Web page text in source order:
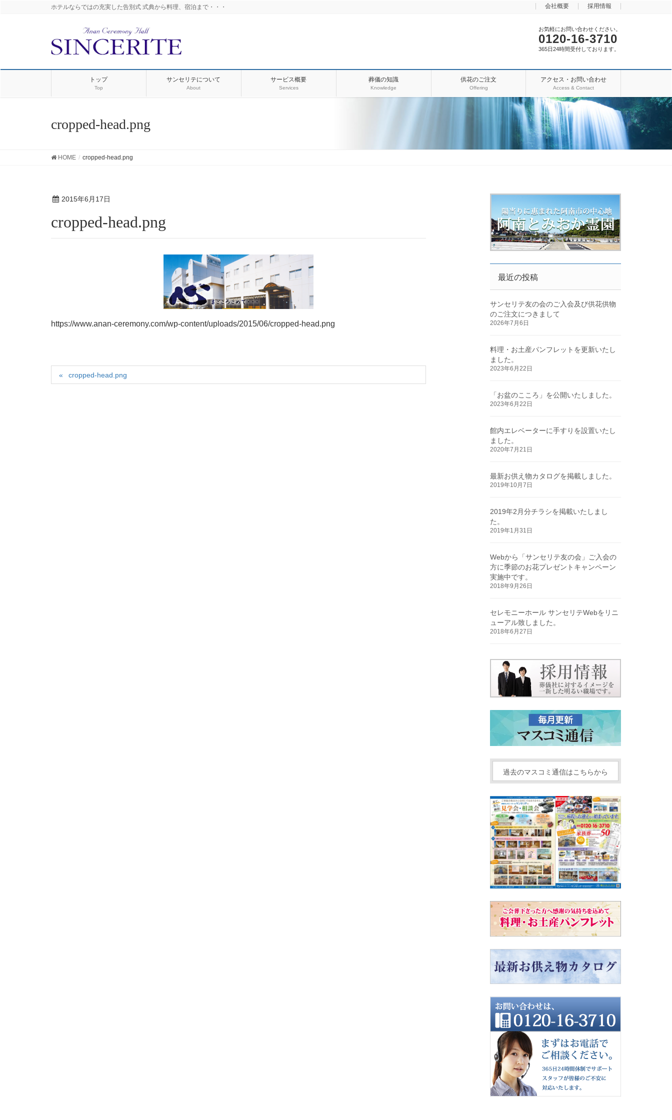
ホテルならではの充実した告別式 式典から料理、宿泊まで・・・ 会社概要 採用情報
お気軽にお問い合わせください。
0120-16-3710
365日24時間受付しております。
トップ
Top
サンセリテについて
About
サービス概要
Services
葬儀の知識
Knowledge
供花のご注文
Offering
アクセス・お問い合わせ
Access & Contact
cropped-head.png
HOME cropped-head.png
2015年6月17日
cropped-head.png
https://www.anan-ceremony.com/wp-content/uploads/2015/06/cropped-head.png
cropped-head.png
最近の投稿
サンセリテ友の会のご入会及び供花供物
のご注文につきまして
2026年7月6日
料理・お土産パンフレットを更新いたし
ました。
2023年6月22日
「お盆のこころ」を公開いたしました。
2023年6月22日
館内エレベーターに手すりを設置いたし
ました。
2020年7月21日
最新お供え物カタログを掲載しました。
2019年10月7日
2019年2月分チラシを掲載いたしまし
た。
2019年1月31日
Webから「サンセリテ友の会」ご入会の
方に季節のお花プレゼントキャンペーン
実施中です。
2018年9月26日
セレモニーホール サンセリテWebをリニ
ューアル致しました。
2018年6月27日
過去のマスコミ通信はこちらから